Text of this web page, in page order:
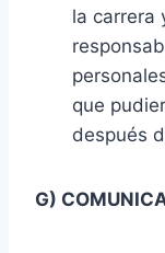
la carrera
que
después
G)